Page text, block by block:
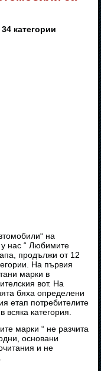
категории
на
у нас “ Любимите
продължи от 12
На първия
марки в
вот. На
бяха определени
етап потребителите
всяка категория.
марки “ не разчита
основани
и не